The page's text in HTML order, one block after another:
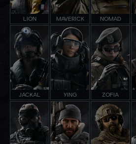
NOMAD
MAVERICK
LION
ZOFIA
YING
JACKAL